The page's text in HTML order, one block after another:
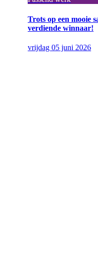
Trots op een mooie
verdiende winnaar!
vrijdag 05 juni 2026